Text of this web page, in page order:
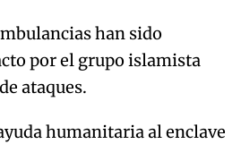
han sido
por el grupo islamista
ataques.
humanitaria al enclave